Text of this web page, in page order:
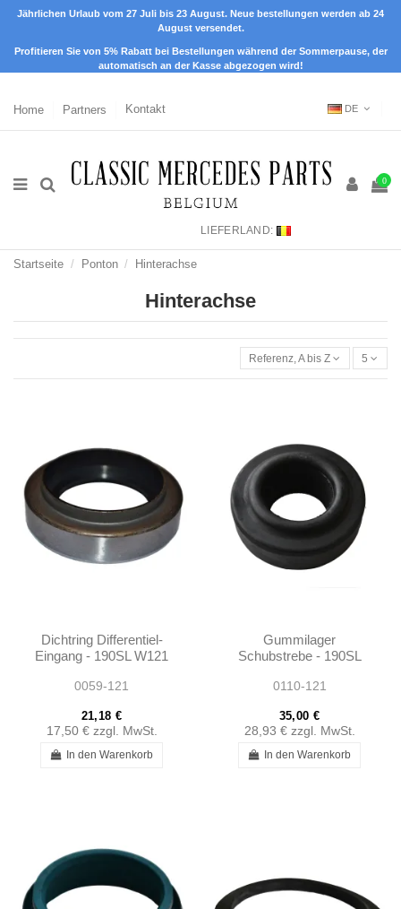
Jährlichen Urlaub vom 27 Juli bis 23 August. Neue bestellungen werden ab 24
August versendet.
Profitieren Sie von 5% Rabatt bei Bestellungen während der Sommerpause, der
automatisch an der Kasse abgezogen wird!
Home Partners Kontakt DE
0
LIEFERLAND:
Startseite Ponton Hinterachse
Hinterachse
Referenz, A bis Z 5
Dichtring Differentiel-
Eingang - 190SL W121
0059-121
21,18 €
17,50 € zzgl. MwSt.
In den Warenkorb
Gummilager
Schubstrebe - 190SL
0110-121
35,00 €
28,93 € zzgl. MwSt.
In den Warenkorb